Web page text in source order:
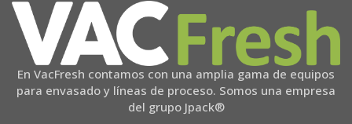
En VacFresh contamos con una amplia gama de equipos
para envasado y líneas de proceso. Somos una empresa
del grupo Jpack®